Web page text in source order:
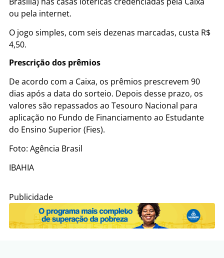
ou pela internet.
O jogo simples, com seis dezenas marcadas, custa R$
4,50.
Prescrição dos prêmios
De acordo com a Caixa, os prêmios prescrevem 90
dias após a data do sorteio. Depois desse prazo, os
valores são repassados ao Tesouro Nacional para
aplicação no Fundo de Financiamento ao Estudante
do Ensino Superior (Fies).​​​​
Foto: Agência Brasil
IBAHIA
Publicidade